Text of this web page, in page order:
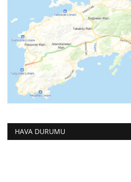
HAVA DURUMU